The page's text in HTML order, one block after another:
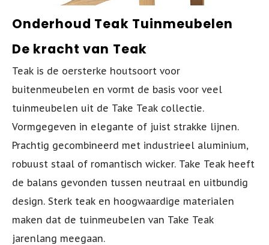
Adirondack Stoelen
Kunststof Tuinstoelen
Aluminium Tuinstoelen
Wicker Tuinstoelen
Tuinstoelen zwart
Tuinstoelen wit
Tuinstoelen groen
Stapelbare Barkrukken
Barkruk - MAYA
Barkruk - ARES
Barkruk - JAMAICA - Siesta
Kunststof Tuintafels
Polywood Tuintafels
Keramische Tuintafels
Grote Tuintafels
Picknicktafels
Bartafel(s) Buiten
Loungetafel Tuin
Teak Loungesets
Aluminium Loungesets
Wicker Loungesets
Tuinbanken
Loungebanken Tuin
Horeca Barkrukken
Onderhoud Teak Tuinmeubelen
De kracht van Teak
Teak is de oersterke houtsoort voor
buitenmeubelen en vormt de basis voor veel
tuinmeubelen uit de Take Teak collectie.
Vormgegeven in elegante of juist strakke lijnen.
Prachtig gecombineerd met industrieel aluminium,
robuust staal of romantisch wicker. Take Teak heeft
de balans gevonden tussen neutraal en uitbundig
design. Sterk teak en hoogwaardige materialen
maken dat de tuinmeubelen van Take Teak
jarenlang meegaan.